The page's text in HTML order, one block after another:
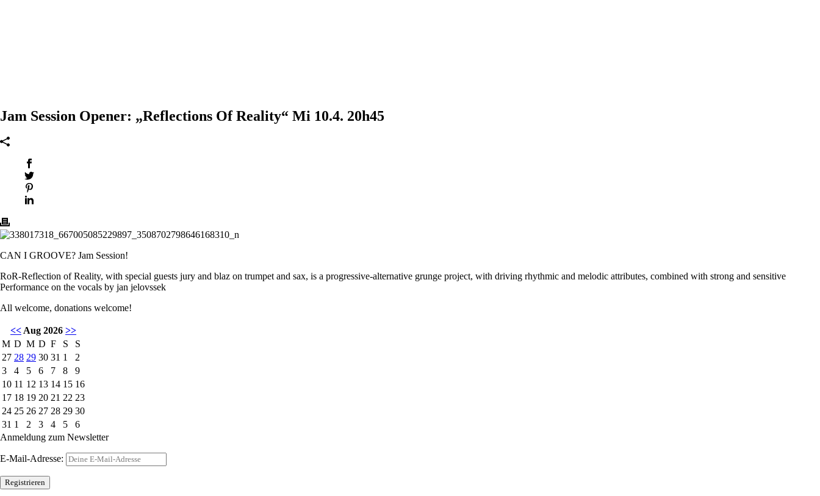
Jam Session Opener: „Reflections Of Reality“ Mi 10.4. 20h45
CAN I GROOVE? Jam Session!
RoR-Reflection of Reality, with special guests jury and blaz on trumpet and sax, is a progressive-alternative grunge project, with driving rhythmic and melodic attributes, combined with strong and sensitive
Performance on the vocals by jan jelovssek
All welcome, donations welcome!
<< Aug 2026 >>
M D M D F S
S
27 28 29 30 31 1
2
3
4 5 6 7 8
9
10 11 12 13 14 15 16
17 18 19 20 21 22 23
24 25 26 27 28 29 30
31 1 2 3 4 5
6
Anmeldung zum Newsletter
E-Mail-Adresse: